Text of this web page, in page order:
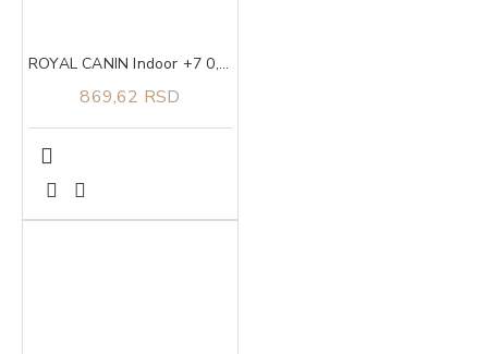
ROYAL CANIN Indoor +7 0,4kg
869,62 RSD